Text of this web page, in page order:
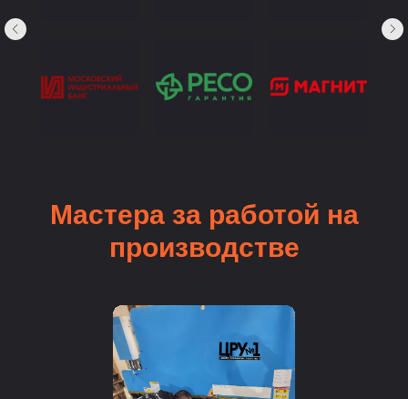
Мастера за работой на
производстве